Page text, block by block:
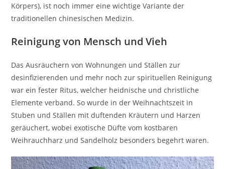
Körpers), ist noch immer eine wichtige Variante der
traditionellen chinesischen Medizin.
Reinigung von Mensch und Vieh
Das Ausräuchern von Wohnungen und Ställen zur
desinfizierenden und mehr noch zur spirituellen Reinigung
war ein fester Ritus, welcher heidnische und christliche
Elemente verband. So wurde in der Weihnachtszeit in
Stuben und Ställen mit duftenden Kräutern und Harzen
geräuchert, wobei exotische Düfte vom kostbaren
Weihrauchharz und Sandelholz besonders begehrt waren.